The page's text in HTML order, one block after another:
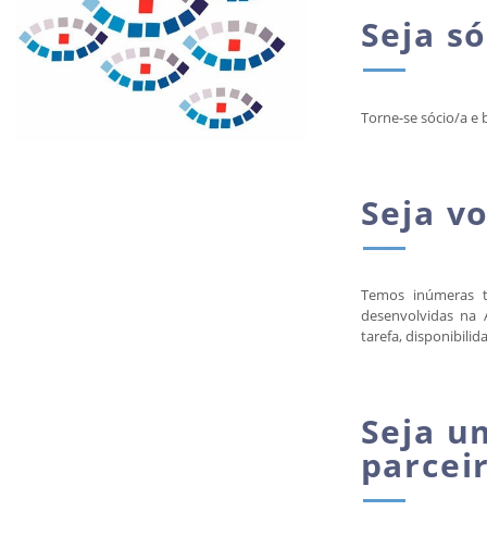
Seja
Torne-se sócio/a e
Seja
Temos
desenvolvidas
tarefa,
Seja